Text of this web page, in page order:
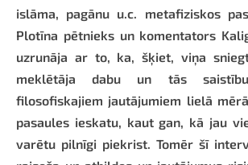
islāma, pagānu u.c. metafiziskos
Plotīna pētnieks un komentators
uzrunāja ar to, ka, šķiet, viņa
meklētāja dabu un tās
filosofiskajiem jautājumiem lielā
pasaules ieskatu, kaut gan, kā jau
varētu pilnīgi piekrist. Tomēr šī